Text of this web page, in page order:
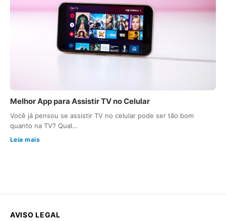
Melhor App para Assistir TV no Celular
Você já pensou se assistir TV no celular pode ser tão bom
quanto na TV? Qual…
Leia mais
AVISO LEGAL